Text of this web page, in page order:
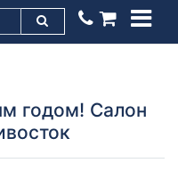
годом! Салон